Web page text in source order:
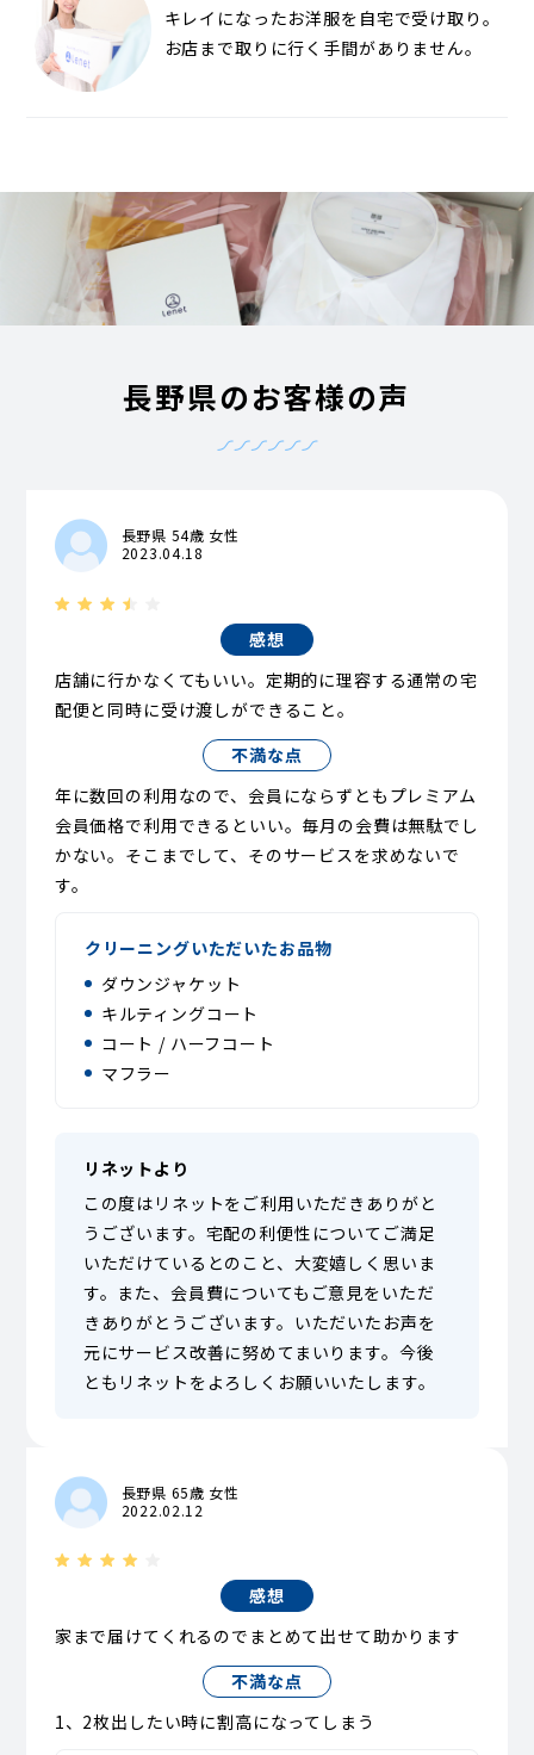
キレイになったお洋服を自宅で受け取り。
お店まで取りに行く手間がありません。
長野県のお客様の声
長野県 54歳 女性
2023.04.18
感想
店舗に行かなくてもいい。定期的に理容する通常の宅
配便と同時に受け渡しができること。
不満な点
年に数回の利用なので、会員にならずともプレミアム
会員価格で利用できるといい。毎月の会費は無駄でし
かない。そこまでして、そのサービスを求めないで
す。
クリーニングいただいたお品物
ダウンジャケット
キルティングコート
コート / ハーフコート
マフラー
リネットより
この度はリネットをご利用いただきありがと
うございます。宅配の利便性についてご満足
いただけているとのこと、大変嬉しく思いま
す。また、会員費についてもご意見をいただ
きありがとうございます。いただいたお声を
元にサービス改善に努めてまいります。今後
ともリネットをよろしくお願いいたします。
長野県 65歳 女性
2022.02.12
感想
家まで届けてくれるのでまとめて出せて助かります
不満な点
1、2枚出したい時に割高になってしまう